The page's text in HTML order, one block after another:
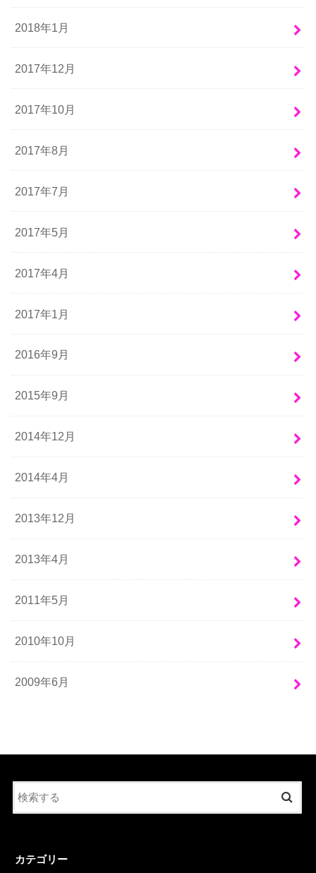
2018年1月
2017年12月
2017年10月
2017年8月
2017年7月
2017年5月
2017年4月
2017年1月
2016年9月
2015年9月
2014年12月
2014年4月
2013年12月
2013年4月
2011年5月
2010年10月
2009年6月
カテゴリー